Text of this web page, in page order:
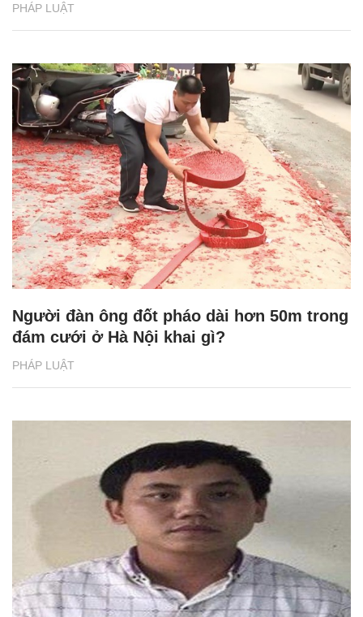
PHÁP LUẬT
PHÁP LUẬT
Người đàn ông đốt pháo dài hơn 50m trong
đám cưới ở Hà Nội khai gì?